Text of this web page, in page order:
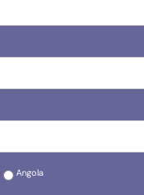
Angola